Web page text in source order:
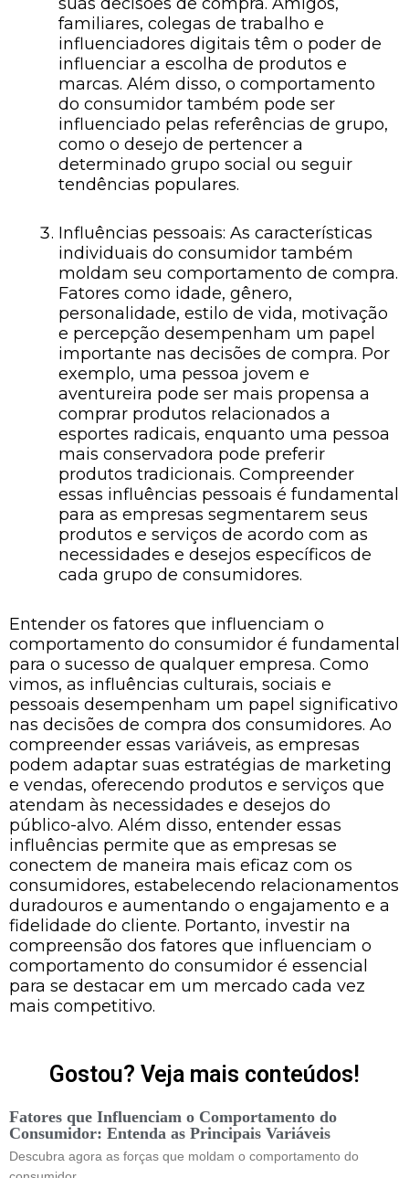
familiares, colegas de trabalho e
influenciadores digitais têm o poder de
influenciar a escolha de produtos e
marcas. Além disso, o comportamento
do consumidor também pode ser
influenciado pelas referências de grupo,
como o desejo de pertencer a
determinado grupo social ou seguir
tendências populares.
Influências pessoais: As características
individuais do consumidor também
moldam seu comportamento de compra.
Fatores como idade, gênero,
personalidade, estilo de vida, motivação
e percepção desempenham um papel
importante nas decisões de compra. Por
exemplo, uma pessoa jovem e
aventureira pode ser mais propensa a
comprar produtos relacionados a
esportes radicais, enquanto uma pessoa
mais conservadora pode preferir
produtos tradicionais. Compreender
essas influências pessoais é fundamental
para as empresas segmentarem seus
produtos e serviços de acordo com as
necessidades e desejos específicos de
cada grupo de consumidores.
Entender os fatores que influenciam o
comportamento do consumidor é fundamental
para o sucesso de qualquer empresa. Como
vimos, as influências culturais, sociais e
pessoais desempenham um papel significativo
nas decisões de compra dos consumidores. Ao
compreender essas variáveis, as empresas
podem adaptar suas estratégias de marketing
e vendas, oferecendo produtos e serviços que
atendam às necessidades e desejos do
público-alvo. Além disso, entender essas
influências permite que as empresas se
conectem de maneira mais eficaz com os
consumidores, estabelecendo relacionamentos
duradouros e aumentando o engajamento e a
fidelidade do cliente. Portanto, investir na
compreensão dos fatores que influenciam o
comportamento do consumidor é essencial
para se destacar em um mercado cada vez
mais competitivo.
Gostou? Veja mais conteúdos!
Fatores que Influenciam o Comportamento do
Consumidor: Entenda as Principais Variáveis
Descubra agora as forças que moldam o comportamento do